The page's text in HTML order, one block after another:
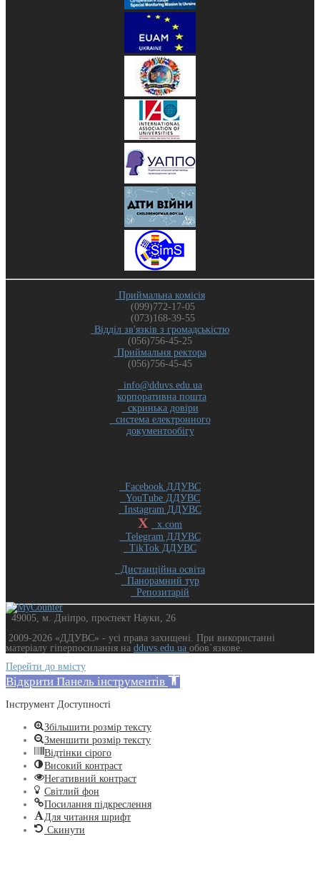
Приймальна комісія
(099)772-17-05
(073)168-39-55
Відділ зв'язків з громадськістю
(056)756-45-25
Приймальня ректора
(056)756-45-45
info@dduvs.edu.ua
корпоративна пошта
скринька довіри
система електронного
документообігу
Facebook ДДУВС
YouTube ДДУВС
Instagram ДДУВС
X
x.com
Telegram ДДУВС
TikTok ДДУВС
Дистанційна освіта
Панорамний тур
Репозитарій
49005, м. Дніпро, проспект Науки, 26
2009-2026 «ДДУВС» - усi права захищенi. При використанні
матеріалу гіперпосилання на dduvs.edu.ua обов`язкове.
Перейти до вмісту
Відкрити Панель інструментів
Інструмент Доступності
Збільшити розмір тексту
Зменшити розмір тексту
Відтінки сірого
Високий контраст
Негативний контраст
Світлий фон
Посилання підкреслення
Для читання шрифт
Скинути